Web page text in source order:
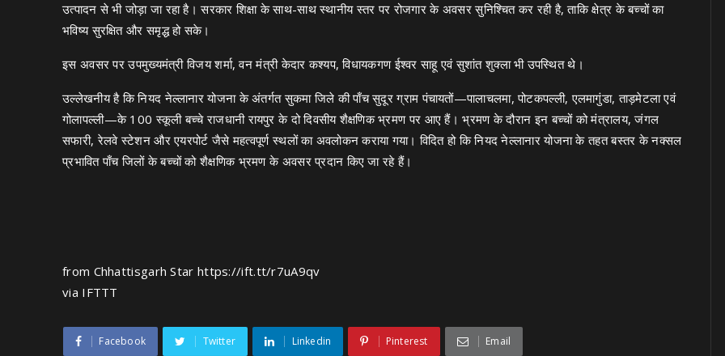
उत्पादन से भी जोड़ा जा रहा है। सरकार शिक्षा के साथ-साथ स्थानीय स्तर पर रोजगार के अवसर सुनिश्चित कर रही है, ताकि क्षेत्र के बच्चों का
भविष्य सुरक्षित और समृद्ध हो सके।
इस अवसर पर उपमुख्यमंत्री विजय शर्मा, वन मंत्री केदार कश्यप, विधायकगण ईश्वर साहू एवं सुशांत शुक्ला भी उपस्थित थे।
उल्लेखनीय है कि नियद नेल्लानार योजना के अंतर्गत सुकमा जिले की पाँच सुदूर ग्राम पंचायतों—पालाचलमा, पोटकपल्ली, एलमागुंडा, ताड़मेटला एवं
गोलापल्ली—के 100 स्कूली बच्चे राजधानी रायपुर के दो दिवसीय शैक्षणिक भ्रमण पर आए हैं। भ्रमण के दौरान इन बच्चों को मंत्रालय, जंगल
सफारी, रेलवे स्टेशन और एयरपोर्ट जैसे महत्वपूर्ण स्थलों का अवलोकन कराया गया। विदित हो कि नियद नेल्लानार योजना के तहत बस्तर के नक्सल
प्रभावित पाँच जिलों के बच्चों को शैक्षणिक भ्रमण के अवसर प्रदान किए जा रहे हैं।
from Chhattisgarh Star https://ift.tt/r7uA9qv
via IFTTT
Facebook Twitter Linkedin Pinterest Email